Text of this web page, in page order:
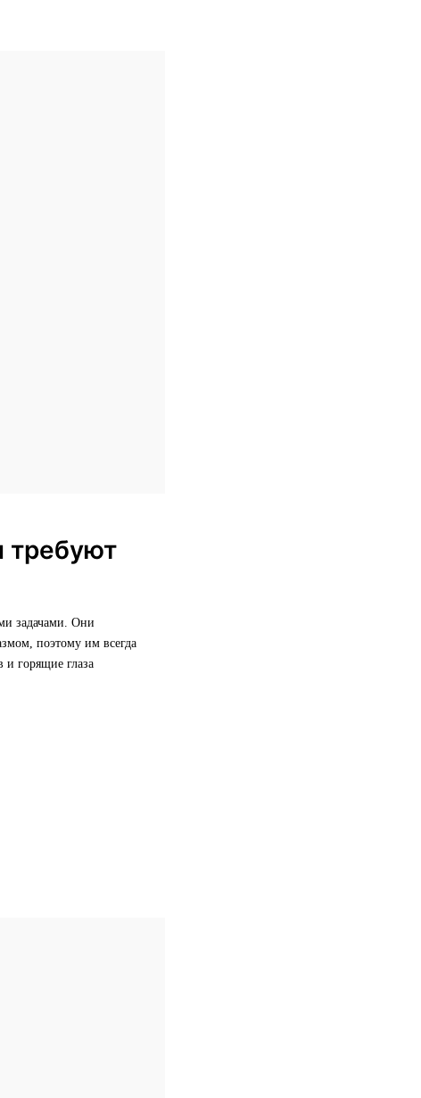
требуют
задачами. Они
поэтому им всегда
и горящие глаза